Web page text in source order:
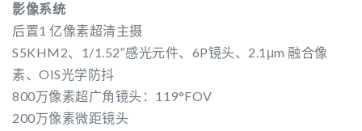
影像系统
后置1 亿像素超清主摄
S5KHM2、1/1.52″感光元件、6P镜头、2.1μm 融合像
素、OIS光学防抖
800万像素超广角镜头：119°FOV
200万像素微距镜头